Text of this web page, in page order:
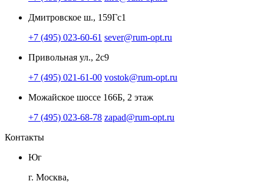
Дмитровское ш., 159Гс1
+7 (495) 023-60-61 sever@rum-opt.ru
Привольная ул., 2с9
+7 (495) 021-61-00 vostok@rum-opt.ru
Можайское шоссе 166Б, 2 этаж
+7 (495) 023-68-78 zapad@rum-opt.ru
Контакты
Юг
г. Москва,